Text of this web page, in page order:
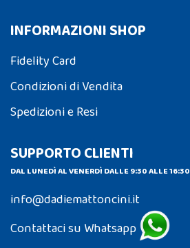
INFORMAZIONI SHOP
Fidelity Card
Condizioni di Vendita
Spedizioni e Resi
SUPPORTO CLIENTI
DAL LUNEDÌ AL VENERDÌ DALLE 9:30 ALLE 16:30
info@dadiemattoncini.it
Contattaci su Whatsapp